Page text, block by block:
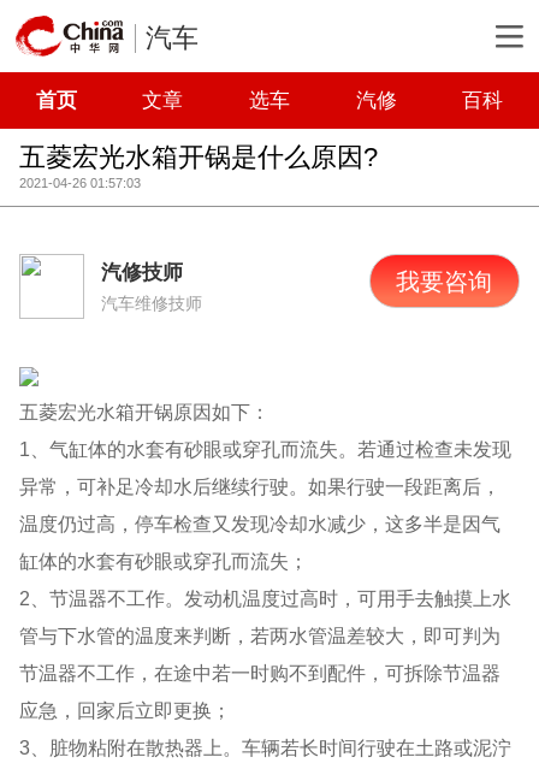
汽车
首页 文章 选车 汽修 百科
五菱宏光水箱开锅是什么原因?
2021-04-26 01:57:03
汽修技师
汽车维修技师
我要咨询
五菱宏光水箱开锅原因如下：
1、气缸体的水套有砂眼或穿孔而流失。若通过检查未发现
异常，可补足冷却水后继续行驶。如果行驶一段距离后，
温度仍过高，停车检查又发现冷却水减少，这多半是因气
缸体的水套有砂眼或穿孔而流失；
2、节温器不工作。发动机温度过高时，可用手去触摸上水
管与下水管的温度来判断，若两水管温差较大，即可判为
节温器不工作，在途中若一时购不到配件，可拆除节温器
应急，回家后立即更换；
3、脏物粘附在散热器上。车辆若长时间行驶在土路或泥泞